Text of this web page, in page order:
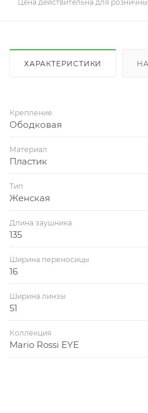
Цена действительна для
ХАРАКТЕРИСТИКИ
Крепление
Ободковая
Материал
Пластик
Тип
Женская
Длина заушника
135
Ширина переносицы
16
Ширина линзы
51
Коллекция
Mario Rossi EYE